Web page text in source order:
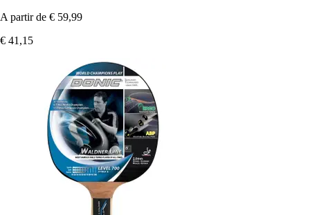
A partir de € 59,99
€ 41,15